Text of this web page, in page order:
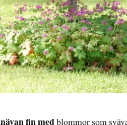
fin medblommor som